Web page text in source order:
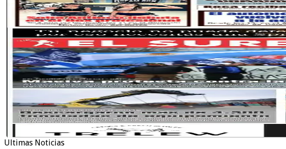
Ultimas Noticias